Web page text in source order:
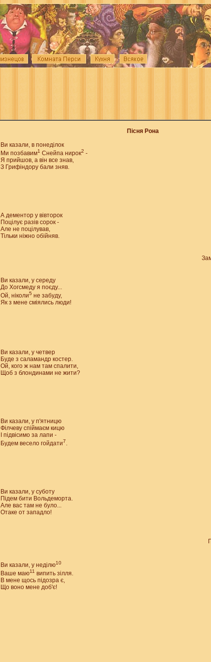
Пісня Рона
Ви казали, в понеділок
Ми позбавим1 Снейпа нирок2 -
Я прийшов, а він все знав,
З Грифіндору бали зняв.
А дементор у вівторок
Поцілує разів сорок -
Але не поцілував,
Тільки ніжно обійняв.
Ви казали, у середу
До Хогсмеду я поєду...
Ой, ніколи5 не забуду,
Як з мене сміялись люди!
Ви казали, у четвер
Буде з саламандр костер.
Ой, кого ж нам там спалити,
Щоб з блондинами не жити?
Ви казали, у п'ятницю
Філчеву спіймаєм кицю
І підвісимо за лапи -
Будем весело гойдати7.
Ви казали, у суботу
Пiдем бити Вольдеморта.
Але вас там не було...
Отаке от западло!
Ви казали, у неділю10
Ваше маю11 випить зілля.
В мене щось підозра є,
Що воно мене доб'є!